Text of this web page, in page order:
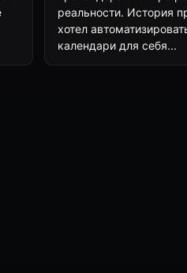
реальности. История
хотел
календари для себя...